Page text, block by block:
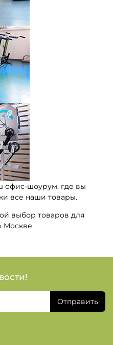
офис-шоурум, где вы
все наши товары.
выбор товаров для
Москве.
Отправить